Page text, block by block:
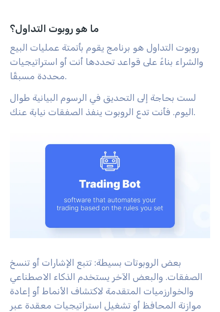
ما هو روبوت التداول؟
روبوت التداول هو برنامج يقوم بأتمتة عمليات البيع
والشراء بناءً على قواعد تحددها أنت أو استراتيجيات
محددة مسبقًا.
لست بحاجة إلى التحديق في الرسوم البيانية طوال
اليوم. فأنت تدع الروبوت ينفذ الصفقات نيابة عنك.
بعض الروبوتات بسيطة: تتبع الإشارات أو تنسخ
الصفقات. والبعض الآخر يستخدم الذكاء الاصطناعي
والخوارزميات المتقدمة لاكتشاف الأنماط أو إعادة
موازنة المحافظ أو تشغيل استراتيجيات معقدة عبر